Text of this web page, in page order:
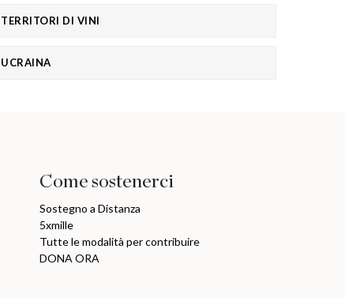
TERRITORI DI VINI
UCRAINA
Come sostenerci
Sostegno a Distanza
5xmille
Tutte le modalità per contribuire
DONA ORA